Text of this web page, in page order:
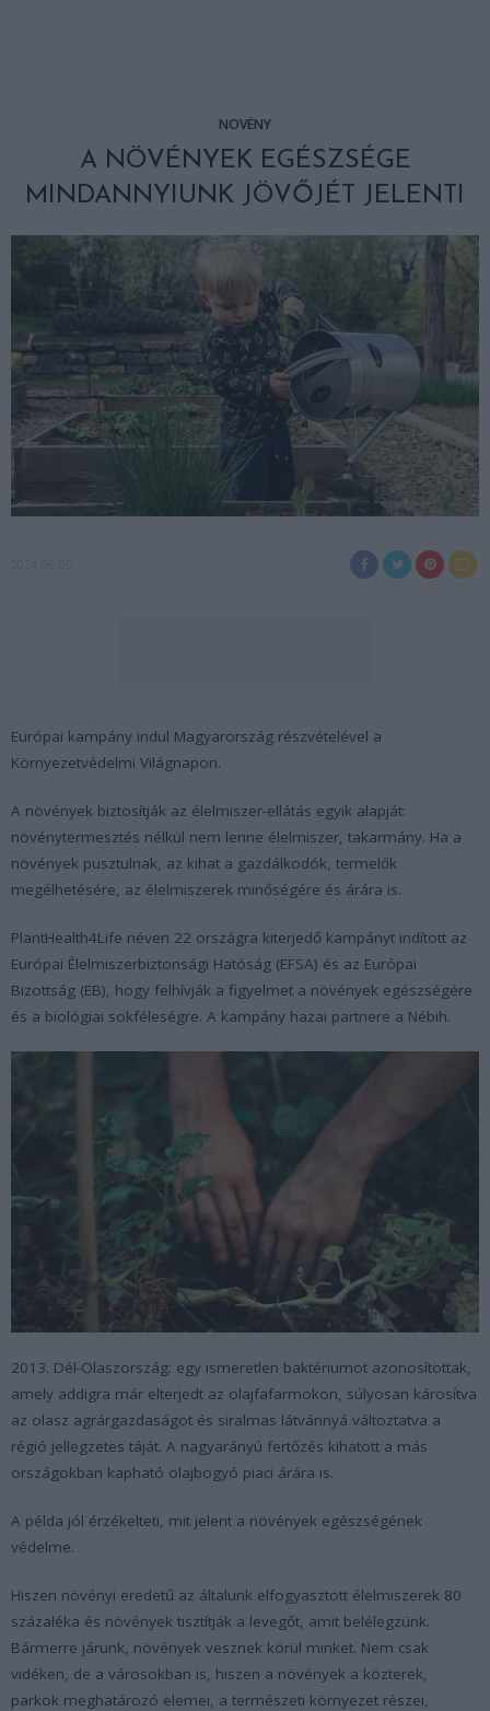
NÖVÉNY
A NÖVÉNYEK EGÉSZSÉGE
MINDANNYIUNK JÖVŐJÉT JELENTI
Európai kampány indul Magyarország részvételével a
Környezetvédelmi Világnapon.
A növények biztosítják az élelmiszer-ellátás egyik alapját:
növénytermesztés nélkül nem lenne élelmiszer, takarmány. Ha a
növények pusztulnak, az kihat a gazdálkodók, termelők
megélhetésére, az élelmiszerek minőségére és árára is.
PlantHealth4Life néven 22 országra kiterjedő kampányt indított az
Európai Élelmiszerbiztonsági Hatóság (EFSA) és az Európai
Bizottság (EB), hogy felhívják a figyelmet a növények egészségére
és a biológiai sokféleségre. A kampány hazai partnere a Nébih.
2013. Dél-Olaszország: egy ismeretlen baktériumot azonosítottak,
amely addigra már elterjedt az olajfafarmokon, súlyosan károsítva
az olasz agrárgazdaságot és siralmas látvánnyá változtatva a
régió jellegzetes táját. A nagyarányú fertőzés kihatott a más
országokban kapható olajbogyó piaci árára is.
A példa jól érzékelteti, mit jelent a növények egészségének
védelme.
Hiszen növényi eredetű az általunk elfogyasztott élelmiszerek 80
százaléka és növények tisztítják a levegőt, amit belélegzünk.
Bármerre járunk, növények vesznek körül minket. Nem csak
vidéken, de a városokban is, hiszen a növények a közterek,
parkok meghatározó elemei, a természeti környezet részei,